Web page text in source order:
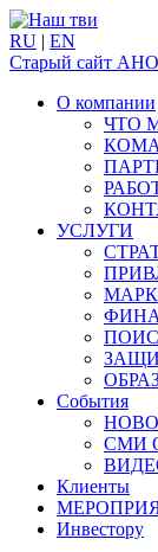
RU | EN
Старый сайт
О компании
ЧТО
УСЛУГИ
События
СМИ
Клиенты
Инвестору